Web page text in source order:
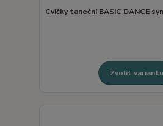
Cvičky taneční BASIC DANCE
Zvolit variantu